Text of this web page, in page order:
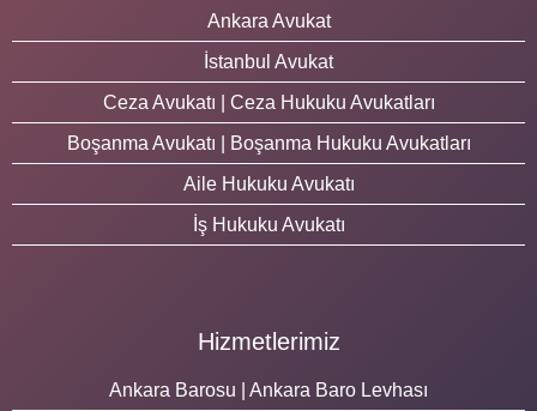
Ankara Avukat
İstanbul Avukat
Ceza Avukatı | Ceza Hukuku Avukatları
Boşanma Avukatı | Boşanma Hukuku Avukatları
Aile Hukuku Avukatı
İş Hukuku Avukatı
Hizmetlerimiz
Ankara Barosu | Ankara Baro Levhası